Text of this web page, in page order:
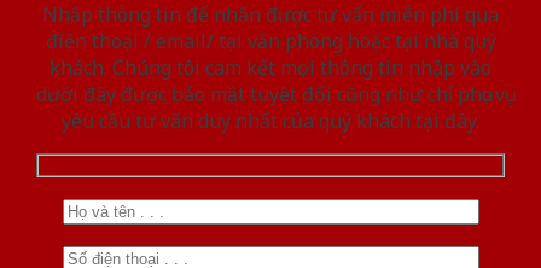
Nhập thông tin để nhận được tư vấn miễn phí qua
điện thoại / email/ tại văn phòng hoặc tại nhà quý
khách. Chúng tôi cam kết mọi thông tin nhập vào
dưới đây được bảo mật tuyệt đối cũng như chỉ phục vụ
yêu cầu tư vấn duy nhất của quý khách tại đây.